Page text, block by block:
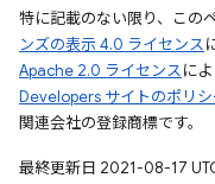
特に記載のない限り、この
ンズの表示 4.0 ライセンス
Apache 2.0 ライセンスに
Developers サイトのポリシ
関連会社の登録商標です。
最終更新日 2021-08-17 UTC